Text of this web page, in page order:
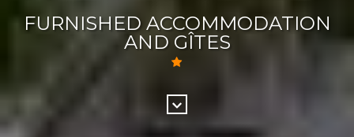
FURNISHED ACCOMMODATION
AND GÎTES